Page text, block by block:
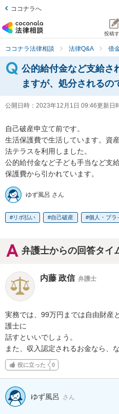
ココナラへ
投稿
ココナラ法律相談 法律Q&A 借
公的給付金など支給さ
ますが、処分されるの
公開日時： 2023年12月1日 09:46更新日
自己破産申立て前です。
生活保護費で生活しています。資
法テラスを利用しました。
公的給付金など子ども手当など支
保護費から引かれています。
ゆず風呂 さん
リボ払い 自己破産 個人・プラ
弁護士からの回答タイ
内藤 政信 弁護士
実務では、99万円までは自由財産
護士に
話すといいでしょう。
また、収入認定されるお金なら、
役に立った 0
ゆず風呂 さん